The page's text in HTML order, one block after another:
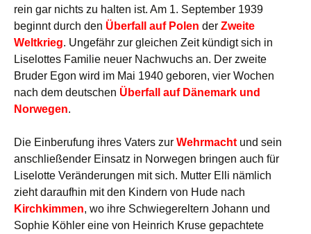
rein gar nichts zu halten ist. Am 1. September 1939
beginnt durch den Überfall auf Polen der Zweite
Weltkrieg. Ungefähr zur gleichen Zeit kündigt sich in
Liselottes Familie neuer Nachwuchs an. Der zweite
Bruder Egon wird im Mai 1940 geboren, vier Wochen
nach dem deutschen Überfall auf Dänemark und
Norwegen.
Die Einberufung ihres Vaters zur Wehrmacht und sein
anschließender Einsatz in Norwegen bringen auch für
Liselotte Veränderungen mit sich. Mutter Elli nämlich
zieht daraufhin mit den Kindern von Hude nach
Kirchkimmen, wo ihre Schwiegereltern Johann und
Sophie Köhler eine von Heinrich Kruse gepachtete